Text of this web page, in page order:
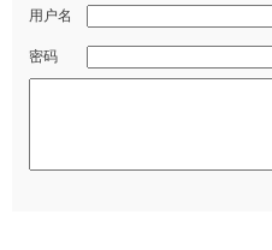
用户名
密码